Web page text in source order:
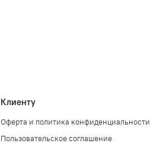
Клиенту
Оферта и политика конфиденциальности
Пользовательское соглашение